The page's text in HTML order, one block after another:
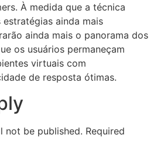
À medida que a técnica
ainda mais
ainda mais o panorama dos
os usuários permaneçam
virtuais com
de resposta ótimas.
not be published. Required